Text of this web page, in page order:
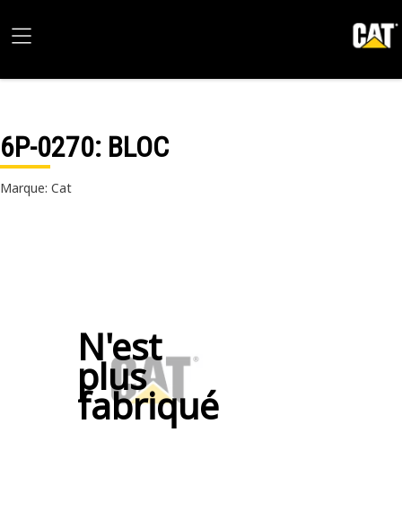
6P-0270: BLOC
Marque: Cat
N'est
plus
fabriqué